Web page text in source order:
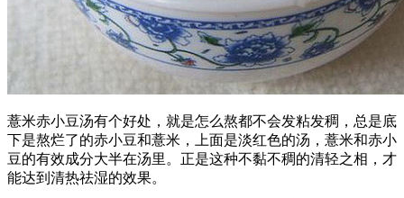
薏米赤小豆汤有个好处，就是怎么熬都不会发粘发稠，总是底
下是熬烂了的赤小豆和薏米，上面是淡红色的汤，薏米和赤小
豆的有效成分大半在汤里。正是这种不黏不稠的清轻之相，才
能达到清热祛湿的效果。